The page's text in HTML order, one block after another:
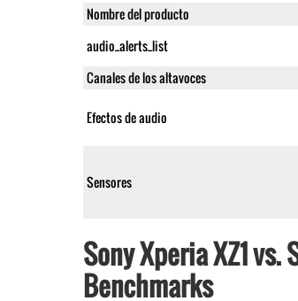
Nombre del producto
audio_alerts_list
Canales de los altavoces
Efectos de audio
Sensores
Sony Xperia XZ1 vs.
Benchmarks